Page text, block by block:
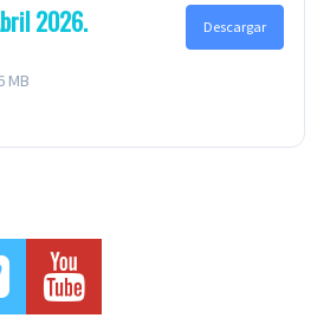
2026.
MB
Descargar